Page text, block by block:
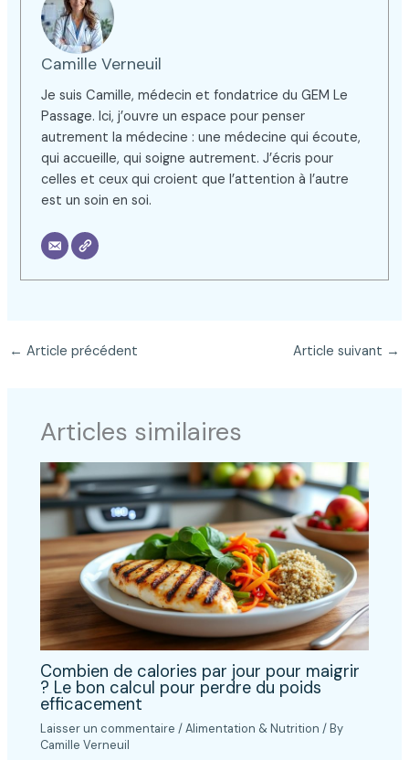
Camille Verneuil
Je suis Camille, médecin et fondatrice du GEM Le
Passage. Ici, j’ouvre un espace pour penser
autrement la médecine : une médecine qui écoute,
qui accueille, qui soigne autrement. J’écris pour
celles et ceux qui croient que l’attention à l’autre
est un soin en soi.
← Article précédent Article suivant →
Articles similaires
Combien de calories par jour pour maigrir
? Le bon calcul pour perdre du poids
efficacement
Laisser un commentaire /Alimentation & Nutrition / By
Camille Verneuil